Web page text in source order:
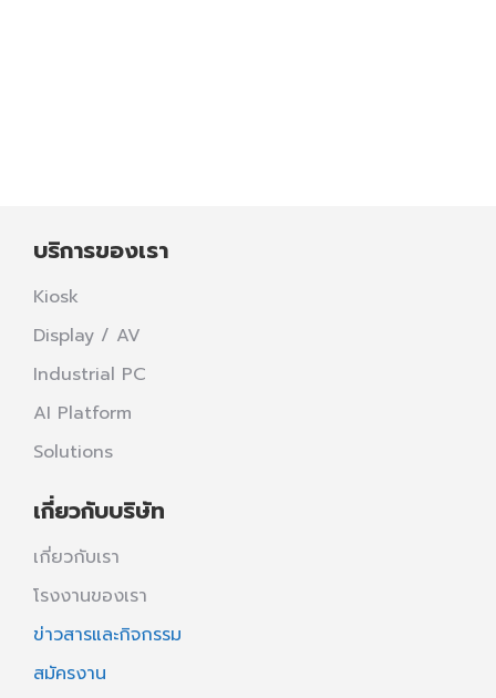
บริการของเรา
Kiosk
Display / AV
Industrial PC
AI Platform
Solutions
เกี่ยวกับบริษัท
เกี่ยวกับเรา
โรงงานของเรา
ข่าวสารและกิจกรรม
สมัครงาน